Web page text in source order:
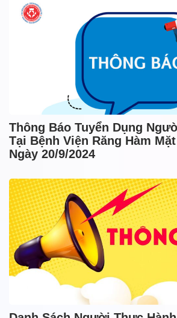
Thông Báo Tuyển Dụng
Tại Bệnh Viện Răng Hàm
Ngày 20/9/2024